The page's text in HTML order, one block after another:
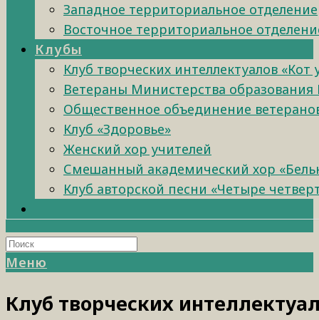
Западное территориальное отделение
Восточное территориальное
Клубы
Клуб творческих интеллектуалов «Кот
Ветераны Министерства образования
Общественное объединение
Клуб «Здоровье»
Женский хор учителей
Смешанный академический хор
Клуб авторской песни «Четыре
Меню
Клуб творческих